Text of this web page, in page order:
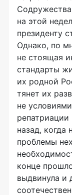
на этой
президенту
Однако, по
не стоящая
стандарты
их родной
тянет их
не
репатриации
назад, когда
проблемы
конце
выдвинула и